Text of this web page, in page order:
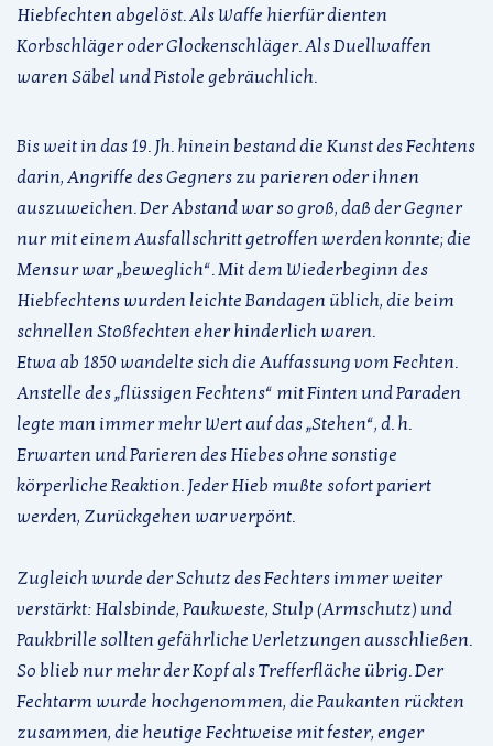
Hiebfechten abgelöst. Als Waffe hierfür dienten
Korbschläger oder Glockenschläger. Als Duellwaffen
waren Säbel und Pistole gebräuchlich.
Bis weit in das 19. Jh. hinein bestand die Kunst des Fechtens
darin, Angriffe des Gegners zu parieren oder ihnen
auszuweichen. Der Abstand war so groß, daß der Gegner
nur mit einem Ausfallschritt getroffen werden konnte; die
Mensur war „beweglich“. Mit dem Wiederbeginn des
Hiebfechtens wurden leichte Bandagen üblich, die beim
schnellen Stoßfechten eher hinderlich waren.
Etwa ab 1850 wandelte sich die Auffassung vom Fechten.
Anstelle des „flüssigen Fechtens“ mit Finten und Paraden
legte man immer mehr Wert auf das „Stehen“, d. h.
Erwarten und Parieren des Hiebes ohne sonstige
körperliche Reaktion. Jeder Hieb mußte sofort pariert
werden, Zurückgehen war verpönt.
Zugleich wurde der Schutz des Fechters immer weiter
verstärkt: Halsbinde, Paukweste, Stulp (Armschutz) und
Paukbrille sollten gefährliche Verletzungen ausschließen.
So blieb nur mehr der Kopf als Trefferfläche übrig. Der
Fechtarm wurde hochgenommen, die Paukanten rückten
zusammen, die heutige Fechtweise mit fester, enger